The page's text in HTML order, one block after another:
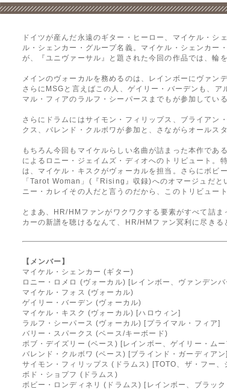
ドイツが産んだ永遠のギター・ヒーロー、マイケル・
ル・シェンカー・グループ名義。マイケル・シェンカー
が、『ユニヴァーサル』と題された今回の作品では、輪
メインのヴォーカルを務めるのは、レインボーにヴァン
さらにMSGと言えばこの人、ゲイリー・バーデンも、
マル・フィアのラルフ・シーパースまでもが参加してい
さらにドラムにはサイモン・フィリップス、ブライアン
クス、バレンド・クルボワが参加と、さながらオールス
もちろん今回もマイケルらしい名曲が詰まった本作であ
によるロニー・ジェイムズ・ディオへのトリビュート
は、マイケル・キスクがヴォーカルを担当。さらにボビ
「Tarot Woman」(『Rising』収録)へのオマージュだ
ニー・カレイその人だと言うのだから、このトリビュー
とまあ、HR/HMファンがワクワクする要素がすべて詰
カーの新譜を聴けるなんて、HR/HMファン冥利に尽きる
【メンバー】
マイケル・シェンカー (ギター)
ロニー・ロメロ (ヴォーカル) [レインボー、ヴァンデン
マイケル・フォス (ヴォーカル)
ゲイリー・バーデン (ヴォーカル)
マイケル・キスク (ヴォーカル) [ハロウィン]
ラルフ・シーパース (ヴォーカル) [プライマル・フィア]
バリー・スパークス (ベース/キーボード)
ボブ・デイズリー (ベース) [レインボー、ゲイリー・ム
バレンド・クルボワ (ベース) [ブラインド・ガーディアン]
サイモン・フィリップス (ドラムス) [TOTO、ザ・フー、
ボド・ショプフ (ドラムス)
ボビー・ロンディネリ (ドラムス) [レインボー、ブラッ